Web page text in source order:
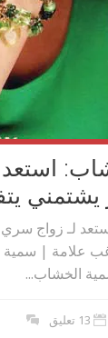
يشتمني
لـ زواج
علامة | سمية
الخشاب...
13 تعليق